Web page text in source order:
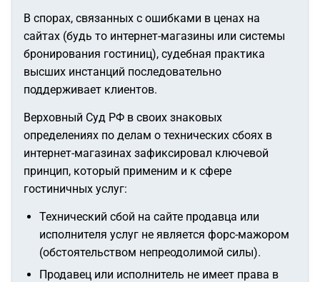
В спорах, связанных с ошибками в ценах на
сайтах (будь то интернет-магазины или системы
бронирования гостиниц), судебная практика
высших инстанций последовательно
поддерживает клиентов.
Верховный Суд РФ в своих знаковых
определениях по делам о технических сбоях в
интернет-магазинах зафиксировал ключевой
принцип, который применим и к сфере
гостиничных услуг:
Технический сбой на сайте продавца или
исполнителя услуг не является форс-мажором
(обстоятельством непреодолимой силы).
Продавец или исполнитель не имеет права в